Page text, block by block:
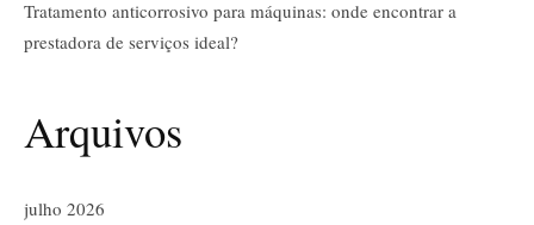
Tratamento anticorrosivo para máquinas: onde encontrar a
prestadora de serviços ideal?
Arquivos
julho 2026